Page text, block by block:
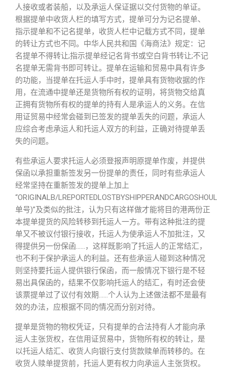
人接收或者装船，以及承运人保证据以交付货物的单证。
根据提单中收货人栏的填写方式，提单可分为记名提单、
指示提单和不记名提单，收货人栏中记载方式不同，提单
的转让方式也不同。中华人民共和国《海商法》规定：记
名提单不得转让;指示提单经记名背书或空白背书转让;不记
名提单无需背书即可转让。提单在运输和贸易中具有许多
的功能，当提单在托运人手中时，提单具有货物收据的作
用，在流通中提单还是货物所有权的证明，将货物交给真
正拥有货物所有权的提单的持有人是承运人的义务。在信
用证贸易中经常会碰到已签发的提单丢失的问题，承运人
应综合考虑承运人和托运人双方的利益，正确对待提单丢
失的问题。
有些承运人要求托运人必须登报声明原提单作废，并提供
保函以承担重新签发另一份提单的责任，同时有些承运人
经常坚持在重新签发的提单上加上
“ORIGINALB/
单号)”及类似的批注，认为只有这样做才能将目的港两份正
本提单提货的风险转移到托运人一方。带有这种批注的提
单又不被议付银行接收，托运人为使承运人不加批注，又
得提供另一份保函……，这样既影响了托运人的正常结汇，
也不利于保护承运人的利益。还有些承运人碰到这种情况
则坚持要托运人提供银行保函，而一般情况下银行是不轻
易出具保函的，结果不仅影响托运人的结汇，有时还会使
该票提单过了议付有效期……个人认为上述做法都不是最有
效的办法，应根据不同的情况而分别对待。
提单是货物的物权凭证，只有提单的合法持有人才能向承
运人主张货权，在信用证贸易中，货物所有权的转让，是
以托运人结汇、收货人向银行支付货款赎单而转移的。在
收货人赎单提货前，托运人更有权力向承运人主张货权。